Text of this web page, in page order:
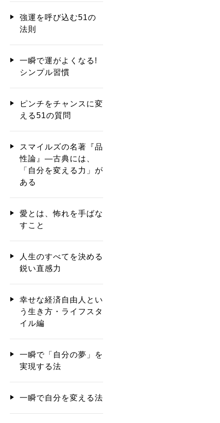
強運を呼び込む51の
法則
一瞬で運がよくなる!
シンプル習慣
ピンチをチャンスに変
える51の質問
スマイルズの名著『品
性論』―古典には、
「自分を変える力」が
ある
愛とは、怖れを手ばな
すこと
人生のすべてを決める
鋭い直感力
幸せな経済自由人とい
う生き方・ライフスタ
イル編
一瞬で「自分の夢」を
実現する法
一瞬で自分を変える法